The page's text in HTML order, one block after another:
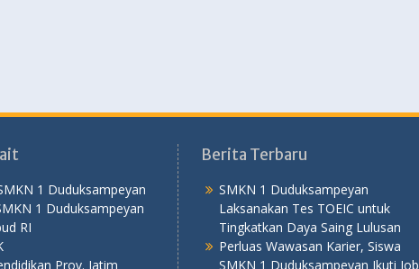
1 Duduksampeyan
1 Duduksampeyan
RI
Prov. Jatim
Berita Terbaru
SMKN 1 Duduksampeyan
Laksanakan Tes TOEIC untuk
Tingkatkan Daya Saing Lulusan
Perluas Wawasan Karier, Siswa
SMKN 1 Duduksampeyan Ikuti Job